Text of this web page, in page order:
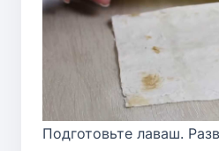
Подготовьте лаваш.